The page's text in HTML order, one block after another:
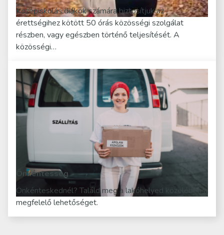
Középiskolás diákok számára biztosítjuk az
érettségihez kötött 50 órás közösségi szolgálat
részben, vagy egészben történő teljesítését. A
közösségi…
Önkéntesség
Önkénteskednél? Találd meg a lakóhelyed közelében a
megfelelő lehetőséget.